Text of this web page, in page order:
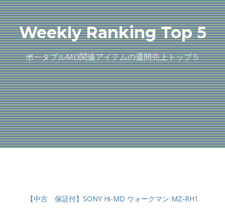
Weekly Ranking Top 5
ポータブルMD関連アイテムの週間売上トップ５
【中古 保証付】SONY Hi-MD ウォークマン MZ-RH1